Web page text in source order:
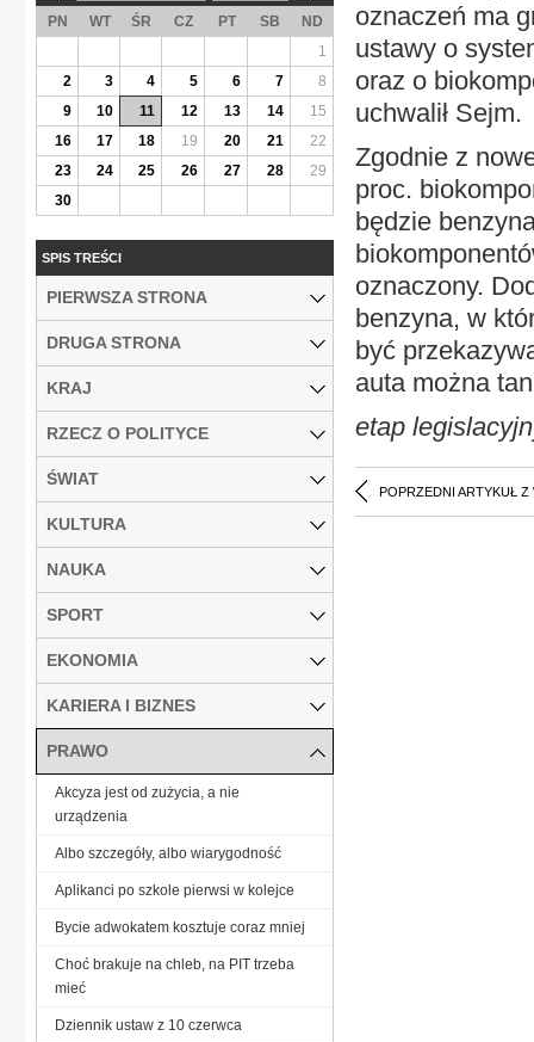
oznaczeń ma
ustawy o
oraz o
uchwalił Sejm.
Zgodnie z
proc.
będzie
oznaczony.
benzyna, w
być
auta można
etap
POPRZEDNI ARTYKUŁ Z
PN WT ŚR CZ PT SB
ND
1
2
3 4 5 6 7
8
9
10 11 12 13 14
15
16
17 18 19 20 21
22
23
24 25 26 27 28
29
30
SPIS TREŚCI
PIERWSZA STRONA
DRUGA STRONA
KRAJ
RZECZ O POLITYCE
ŚWIAT
KULTURA
NAUKA
SPORT
EKONOMIA
KARIERA I BIZNES
PRAWO
Akcyza jest od zużycia, a nie
urządzenia
Albo szczegóły, albo wiarygodność
Aplikanci po szkole pierwsi w kolejce
Bycie adwokatem kosztuje coraz mniej
Choć brakuje na chleb, na PIT trzeba
mieć
Dziennik ustaw z 10 czerwca